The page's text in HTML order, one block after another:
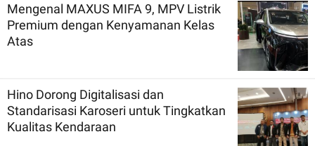
Mengenal MAXUS MIFA 9, MPV Listrik
Premium dengan Kenyamanan Kelas
Atas
Hino Dorong Digitalisasi dan
Standarisasi Karoseri untuk Tingkatkan
Kualitas Kendaraan